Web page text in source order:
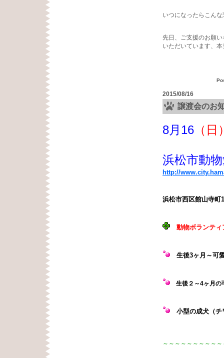
いつになったらこん
先日、ご支援のお願
いただいています、
2015/08/16
譲渡会のお
8月16 （日
浜松市動
http://
浜松市西区館山寺
動物ボランテ
生後3ヶ月 ～可
生後２～4ヶ月の
小型の成犬（チ
～～～～～～～～～